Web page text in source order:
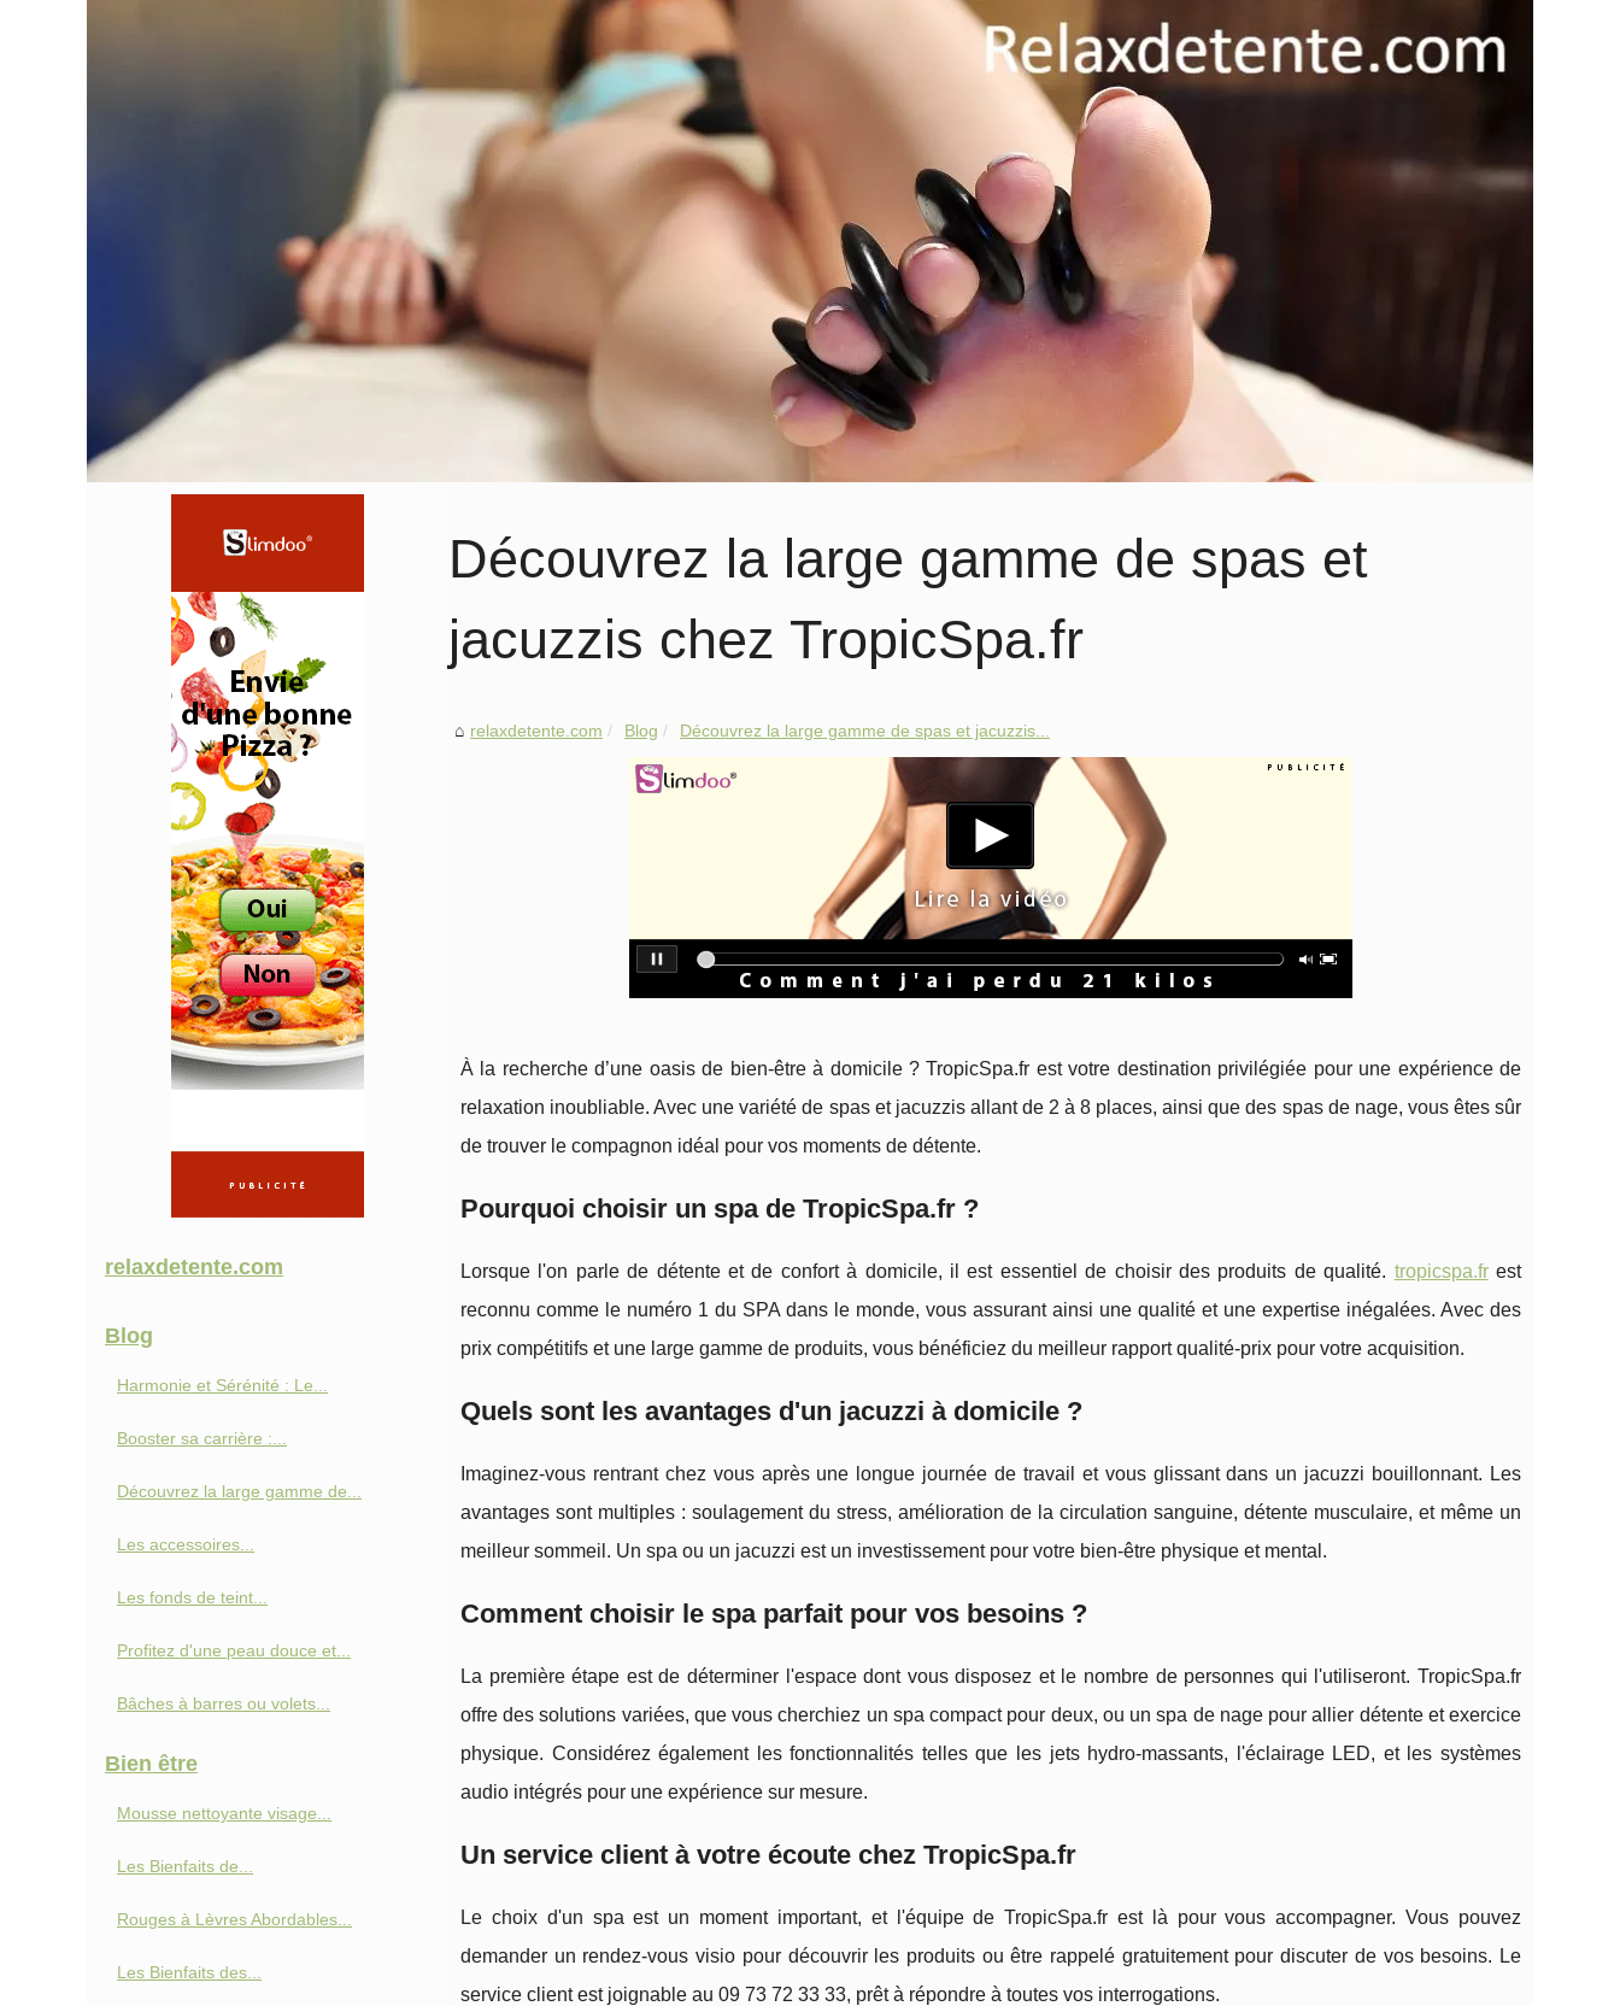
Découvrez la large gamme de spas et
jacuzzis chez TropicSpa.fr
relaxdetente.com Blog Découvrez la large gamme de spas et jacuzzis...
À la recherche d’une oasis de bien-être à domicile ? TropicSpa.fr est votre destination privilégiée pour une expérience de
relaxation inoubliable. Avec une variété de spas et jacuzzis allant de 2 à 8 places, ainsi que des spas de nage, vous êtes sûr
de trouver le compagnon idéal pour vos moments de détente.
Pourquoi choisir un spa de TropicSpa.fr ?
Lorsque l'on parle de détente et de confort à domicile, il est essentiel de choisir des produits de qualité. tropicspa.frest
reconnu comme le numéro 1 du SPA dans le monde, vous assurant ainsi une qualité et une expertise inégalées. Avec des
prix compétitifs et une large gamme de produits, vous bénéficiez du meilleur rapport qualité-prix pour votre acquisition.
Quels sont les avantages d'un jacuzzi à domicile ?
Imaginez-vous rentrant chez vous après une longue journée de travail et vous glissant dans un jacuzzi bouillonnant. Les
avantages sont multiples : soulagement du stress, amélioration de la circulation sanguine, détente musculaire, et même un
meilleur sommeil. Un spa ou un jacuzzi est un investissement pour votre bien-être physique et mental.
Comment choisir le spa parfait pour vos besoins ?
La première étape est de déterminer l'espace dont vous disposez et le nombre de personnes qui l'utiliseront. TropicSpa.fr
offre des solutions variées, que vous cherchiez un spa compact pour deux, ou un spa de nage pour allier détente et exercice
physique. Considérez également les fonctionnalités telles que les jets hydro-massants, l'éclairage LED, et les systèmes
audio intégrés pour une expérience sur mesure.
Un service client à votre écoute chez TropicSpa.fr
Le choix d'un spa est un moment important, et l'équipe de TropicSpa.fr est là pour vous accompagner. Vous pouvez
demander un rendez-vous visio pour découvrir les produits ou être rappelé gratuitement pour discuter de vos besoins. Le
service client est joignable au 09 73 72 33 33, prêt à répondre à toutes vos interrogations.
relaxdetente.com
Blog
Harmonie et Sérénité : Le...
Booster sa carrière :...
Découvrez la large gamme de...
Les accessoires...
Les fonds de teint...
Profitez d'une peau douce et...
Bâches à barres ou volets...
Bien être
Mousse nettoyante visage...
Les Bienfaits de...
Rouges à Lèvres Abordables...
Les Bienfaits des...